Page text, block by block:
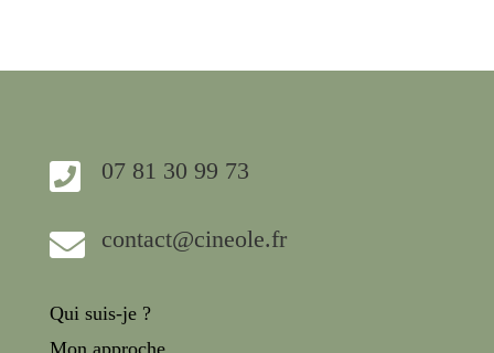
 07 81 30 99 73
 contact@cineole.fr
Qui suis-je ?
Mon approche